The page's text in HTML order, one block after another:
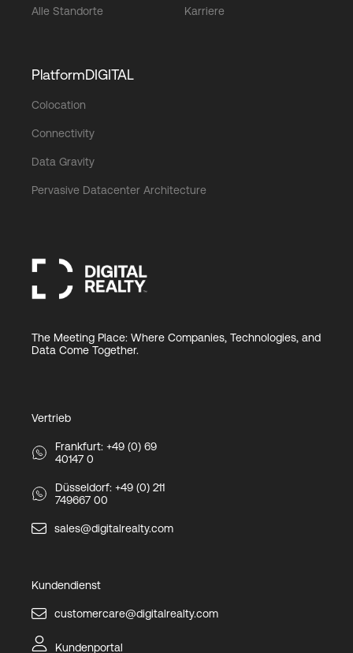
Alle Standorte Karriere
PlatformDIGITAL
Colocation
Connectivity
Data Gravity
Pervasive Datacenter Architecture
The Meeting Place: Where Companies, Technologies, and
Data Come Together.
Vertrieb
Frankfurt: +49 (0) 69
40147 0
Düsseldorf: +49 (0) 211
749667 00
sales@digitalrealty.com
Kundendienst
customercare@digitalrealty.com
Kundenportal